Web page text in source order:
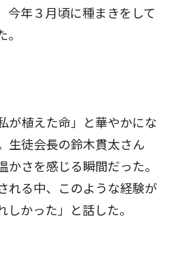
今年３月頃に種まきをして
が植えた命」と華やかにな
生徒会長の鈴木貫太さん
かさを感じる瞬間だった。
れる中、このような経験が
かった」と話した。